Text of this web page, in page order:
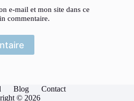
e-mail et mon site dans ce
commentaire.
Blog
Contact
© 2026